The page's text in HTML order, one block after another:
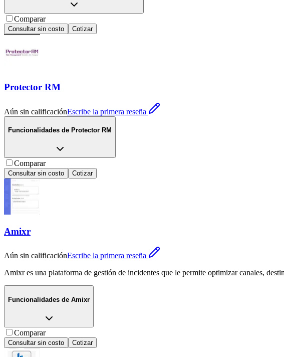
Comparar
Consultar sin costo Cotizar
Protector RM
Aún sin calificaciónEscribe la primera reseña
Funcionalidades de Protector RM
Comparar
Consultar sin costo Cotizar
Amixr
Aún sin calificaciónEscribe la primera reseña
Amixr es una plataforma de gestión de incidentes que le permite optimizar canales,
Funcionalidades de Amixr
Comparar
Consultar sin costo Cotizar